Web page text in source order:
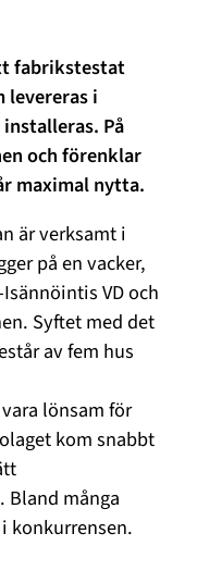
fabrikstestat
levereras i
På
och förenklar
maximal nytta.
är verksamt i
på en vacker,
VD och
Syftet med det
av fem hus
lönsam för
kom snabbt
Bland många
konkurrensen.